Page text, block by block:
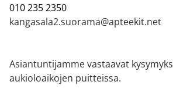
010 235 2350
kangasala2.suorama@apteekit.net
Asiantuntijamme vastaavat
aukioloaikojen puitteissa.